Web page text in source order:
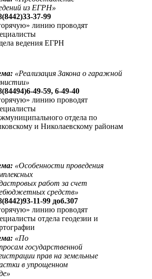
из ЕГРН»
37-99
линию проводят
ведения ЕГРН
«Реализация Закона о гаражной
49-59, 6-49-40
линию проводят
отдела по
и Николаевскому районам
«Особенности проведения
работ за счет
средств»
11-99 доб.307
линию проводят
отдела геодезии и
«По
государственной
прав на земельные
в упрощенном
»